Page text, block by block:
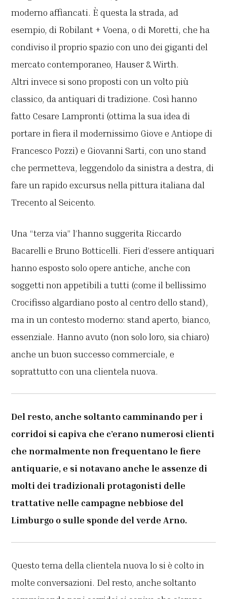
moderno affiancati. È questa la strada, ad
esempio, di Robilant + Voena, o di Moretti, che ha
condiviso il proprio spazio con uno dei giganti del
mercato contemporaneo, Hauser & Wirth.
Altri invece si sono proposti con un volto più
classico, da antiquari di tradizione. Così hanno
fatto Cesare Lampronti (ottima la sua idea di
portare in fiera il modernissimo Giove e Antiope di
Francesco Pozzi) e Giovanni Sarti, con uno stand
che permetteva, leggendolo da sinistra a destra, di
fare un rapido excursus nella pittura italiana dal
Trecento al Seicento.
Una “terza via” l’hanno suggerita Riccardo
Bacarelli e Bruno Botticelli. Fieri d’essere antiquari
hanno esposto solo opere antiche, anche con
soggetti non appetibili a tutti (come il bellissimo
Crocifisso algardiano posto al centro dello stand),
ma in un contesto moderno: stand aperto, bianco,
essenziale. Hanno avuto (non solo loro, sia chiaro)
anche un buon successo commerciale, e
soprattutto con una clientela nuova.
Del resto, anche soltanto camminando per i
corridoi si capiva che c’erano numerosi clienti
che normalmente non frequentano le fiere
antiquarie, e si notavano anche le assenze di
molti dei tradizionali protagonisti delle
trattative nelle campagne nebbiose del
Limburgo o sulle sponde del verde Arno.
Questo tema della clientela nuova lo si è colto in
molte conversazioni. Del resto, anche soltanto